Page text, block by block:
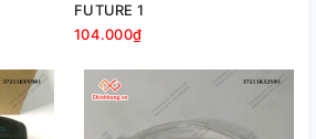
FUTURE 1
104.000₫